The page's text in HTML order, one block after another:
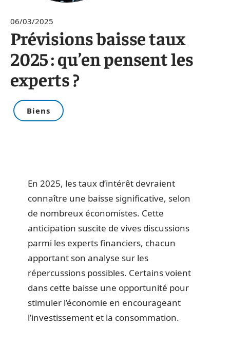
06/03/2025
Prévisions baisse taux
2025 : qu’en pensent les
experts ?
Biens
En 2025, les taux d’intérêt devraient
connaître une baisse significative, selon
de nombreux économistes. Cette
anticipation suscite de vives discussions
parmi les experts financiers, chacun
apportant son analyse sur les
répercussions possibles. Certains voient
dans cette baisse une opportunité pour
stimuler l’économie en encourageant
l’investissement et la consommation.